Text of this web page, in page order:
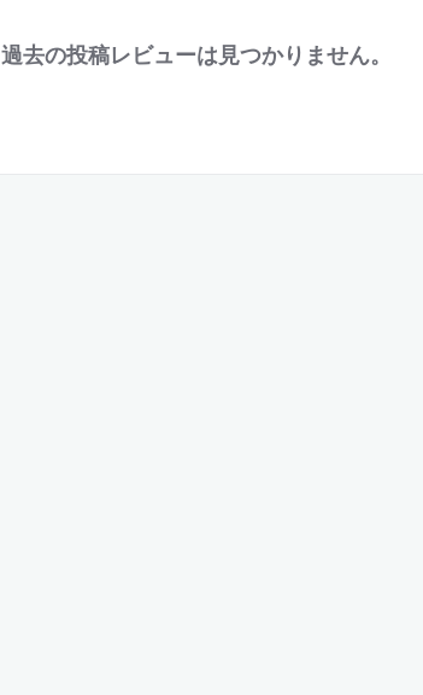
過去の投稿レビューは見つかりません。